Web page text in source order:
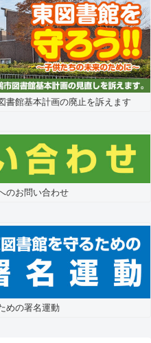
書館基本計画の廃止を訴えます
のお問い合わせ
めの署名運動